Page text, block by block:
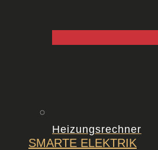
Heizungsrechner
SMARTE ELEKTRIK